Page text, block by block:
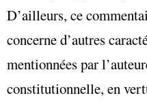
D’ailleurs, ce
concerne d’autres
mentionnées par
constitutionnelle, en